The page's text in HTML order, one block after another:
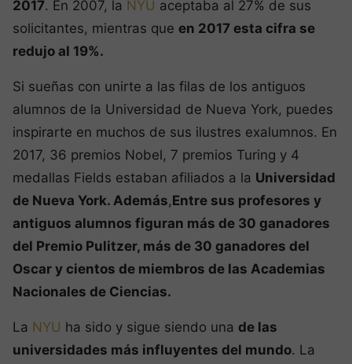
2017. En 2007, la NYU aceptaba al 27% de sus
solicitantes, mientras que en 2017 esta cifra se
redujo al 19%.
Si sueñas con unirte a las filas de los antiguos
alumnos de la Universidad de Nueva York, puedes
inspirarte en muchos de sus ilustres exalumnos. En
2017, 36 premios Nobel, 7 premios Turing y 4
medallas Fields estaban afiliados a la Universidad
de Nueva York. Además,Entre sus profesores y
antiguos alumnos figuran más de 30 ganadores
del Premio Pulitzer, más de 30 ganadores del
Oscar y cientos de miembros de las Academias
Nacionales de Ciencias.
La NYU ha sido y sigue siendo una de las
universidades más influyentes del mundo. La